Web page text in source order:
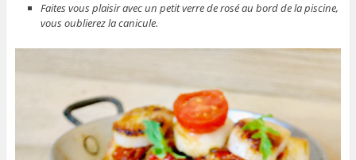
Faites vous plaisir avec un petit verre de rosé au bord de la piscine,
vous oublierez la canicule.